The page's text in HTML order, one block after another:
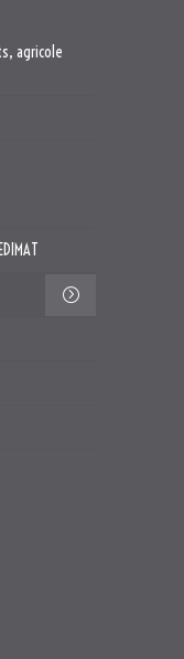
agricole